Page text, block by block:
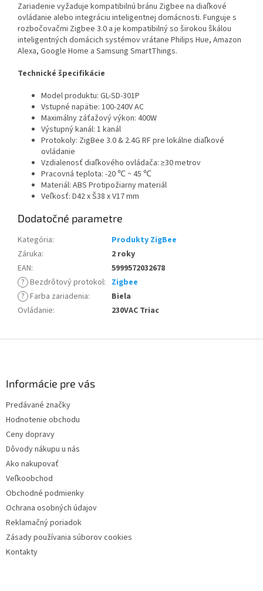
Zariadenie vyžaduje kompatibilnú bránu Zigbee na diaľkové
ovládanie alebo integráciu inteligentnej domácnosti. Funguje s
rozbočovačmi Zigbee 3.0 a je kompatibilný so širokou škálou
inteligentných domácich systémov vrátane Philips Hue, Amazon
Alexa, Google Home a Samsung SmartThings.
Technické špecifikácie
Model produktu: GL-SD-301P
Vstupné napätie: 100-240V AC
Maximálny záťažový výkon: 400W
Výstupný kanál: 1 kanál
Protokoly: ZigBee 3.0 & 2.4G RF pre lokálne diaľkové
ovládanie
Vzdialenosť diaľkového ovládača: ≥30 metrov
Pracovná teplota: -20 ℃ ~ 45 ℃
Materiál: ABS Protipožiarny materiál
Veľkosť: D42 x Š38 x V17 mm
Dodatočné parametre
Kategória:
Produkty ZigBee
Záruka:
2 roky
EAN:
5999572032678
? Bezdrôtový protokol: Zigbee
? Farba zariadenia:
Biela
Ovládanie: 230VAC Triac
Informácie pre vás
Predávané značky
Hodnotenie obchodu
Ceny dopravy
Dôvody nákupu u nás
Ako nakupovať
Veľkoobchod
Obchodné podmienky
Ochrana osobných údajov
Reklamačný poriadok
Zásady používania súborov cookies
Kontakty